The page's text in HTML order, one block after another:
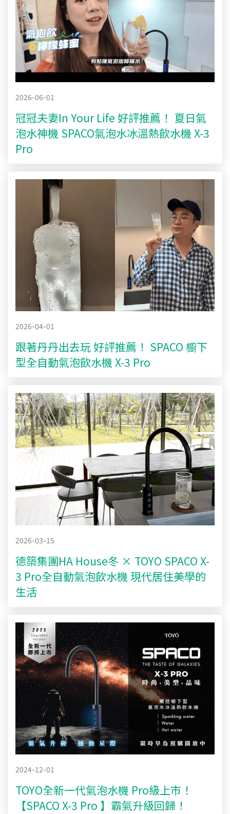
2026-06-01
冠冠夫妻In Your Life 好評推薦！ 夏日氣
泡水神機 SPACO氣泡水冰溫熱飲水機 X-3
Pro
2026-04-01
跟著丹丹出去玩 好評推薦！ SPACO 櫥下
型全自動氣泡飲水機 X-3 Pro
2026-03-15
德築集團HA House冬 × TOYO SPACO X-
3 Pro全自動氣泡飲水機 現代居住美學的
生活
2024-12-01
TOYO全新一代氣泡水機 Pro級上市！
【SPACO X-3 Pro 】霸氣升級回歸！